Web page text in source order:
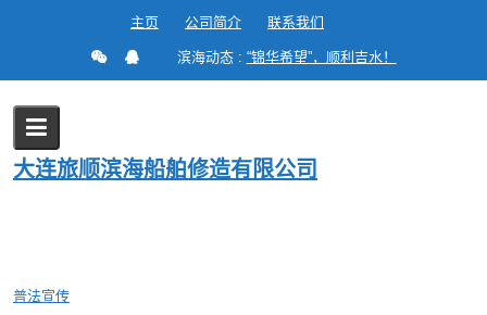
主页 公司简介 联系我们
滨海动态 : “锦华希望”，顺利吉水！
大连旅顺滨海船舶修造有限公司
年度归档：2023 年
普法宣传